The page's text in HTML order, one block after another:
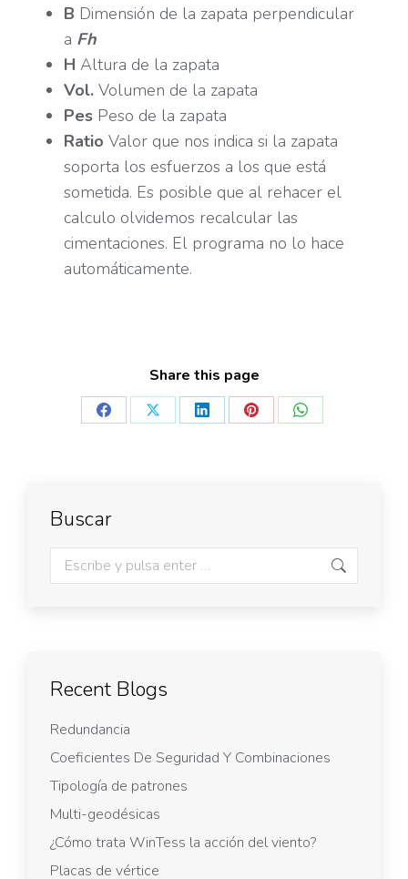
B Dimensión de la zapata perpendicular
a Fh
H Altura de la zapata
Vol. Volumen de la zapata
Pes Peso de la zapata
Ratio Valor que nos indica si la zapata
soporta los esfuerzos a los que está
sometida. Es posible que al rehacer el
calculo olvidemos recalcular las
cimentaciones. El programa no lo hace
automáticamente.
Share this page
Buscar
Recent Blogs
Redundancia
Coeficientes De Seguridad Y Combinaciones
Tipología de patrones
Multi-geodésicas
¿Cómo trata WinTess la acción del viento?
Placas de vértice